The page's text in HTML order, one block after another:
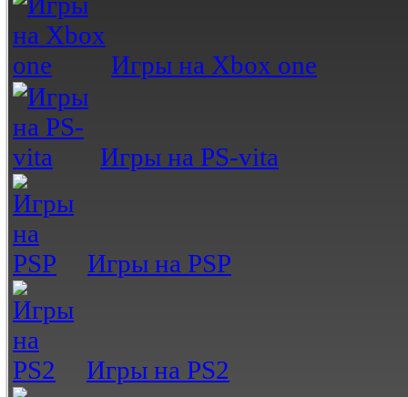
Игры на Xbox one
Игры на PS-vita
Игры на PSP
Игры на PS2